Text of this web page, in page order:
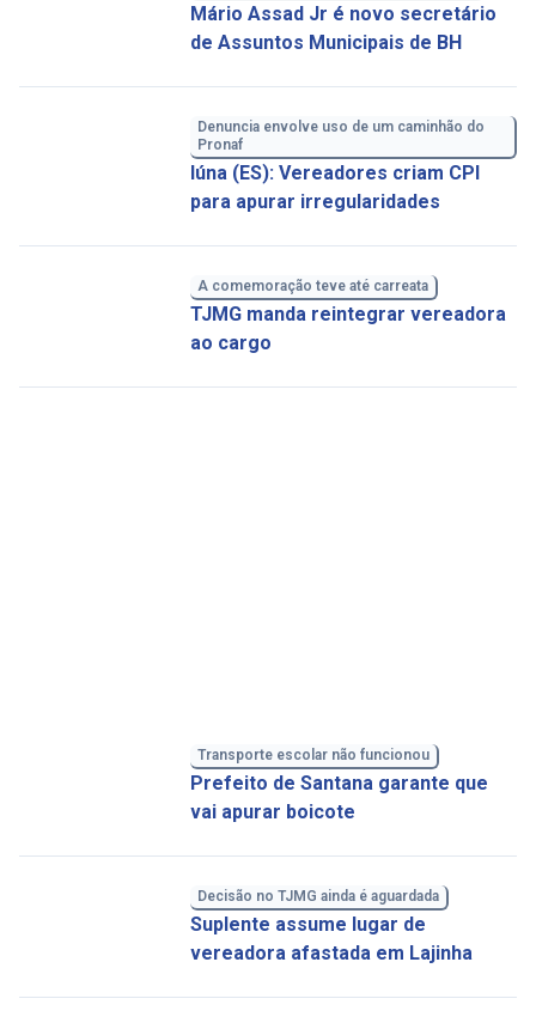
Mário Assad Jr é novo secretário
de Assuntos Municipais de BH
Denuncia envolve uso de um caminhão do
Pronaf
Iúna (ES): Vereadores criam CPI
para apurar irregularidades
A comemoração teve até carreata
TJMG manda reintegrar vereadora
ao cargo
Transporte escolar não funcionou
Prefeito de Santana garante que
vai apurar boicote
Decisão no TJMG ainda é aguardada
Suplente assume lugar de
vereadora afastada em Lajinha